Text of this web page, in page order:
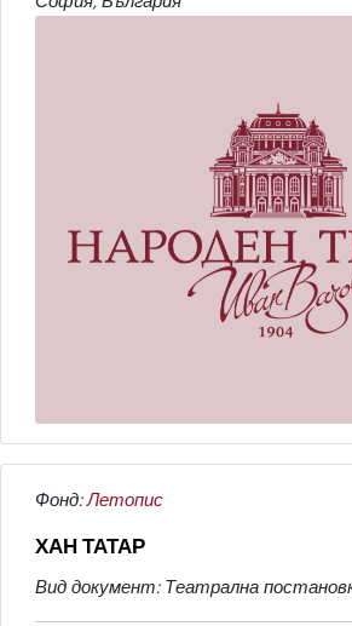
Фонд:Летопис
ХАН ТАТАР
Вид документ: Театрална